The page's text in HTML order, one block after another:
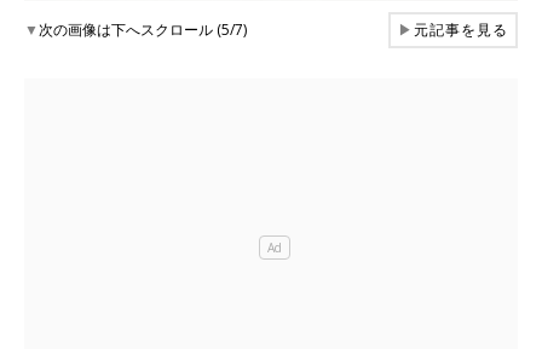
▼次の画像は下へスクロール (5/7) ▶元記事を見る